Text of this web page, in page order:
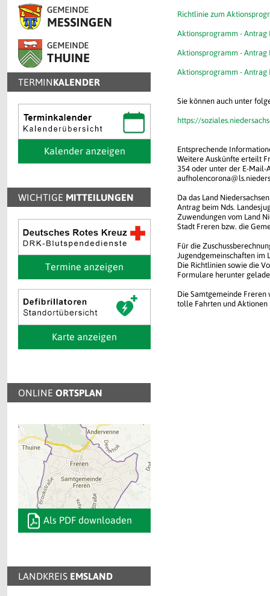
TERMINKALENDER
Kalender anzeigen
WICHTIGE MITTEILUNGEN
Termine anzeigen
Karte anzeigen
ONLINE ORTSPLAN
Als PDF downloaden
LANDKREIS EMSLAND
Richtlinie zum
Aktionsprogramm - Antrag
Aktionsprogramm - Antrag
Aktionsprogramm - Antrag
Sie können auch unter
https://
Entsprechende
Weitere Auskünfte erteilt
354 oder unter der E-Mail-
Da das Land
Antrag beim Nds.
Zuwendungen vom Land
Stadt Freren bzw. die
Für die
Jugendgemeinschaften im
Die Richtlinien sowie die
Formulare herunter
Die Samtgemeinde Freren
tolle Fahrten und Aktionen